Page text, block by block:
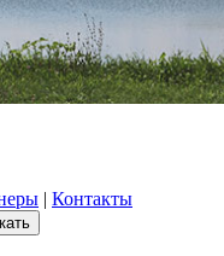
| Контакты